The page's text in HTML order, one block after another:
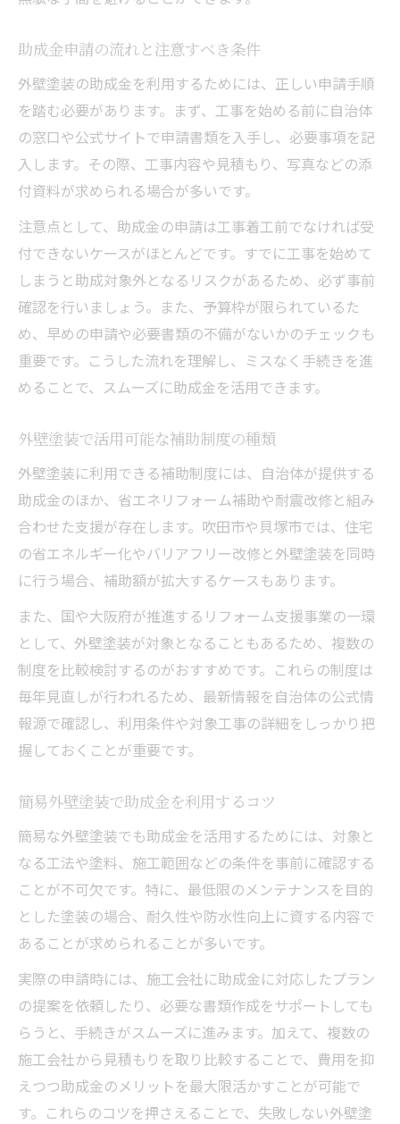
助成金申請の流れと注意すべき条件
外壁塗装の助成金を利用するためには、正しい申請手順
を踏む必要があります。まず、工事を始める前に自治体
の窓口や公式サイトで申請書類を入手し、必要事項を記
入します。その際、工事内容や見積もり、写真などの添
付資料が求められる場合が多いです。
注意点として、助成金の申請は工事着工前でなければ受
付できないケースがほとんどです。すでに工事を始めて
しまうと助成対象外となるリスクがあるため、必ず事前
確認を行いましょう。また、予算枠が限られているた
め、早めの申請や必要書類の不備がないかのチェックも
重要です。こうした流れを理解し、ミスなく手続きを進
めることで、スムーズに助成金を活用できます。
外壁塗装で活用可能な補助制度の種類
外壁塗装に利用できる補助制度には、自治体が提供する
助成金のほか、省エネリフォーム補助や耐震改修と組み
合わせた支援が存在します。吹田市や貝塚市では、住宅
の省エネルギー化やバリアフリー改修と外壁塗装を同時
に行う場合、補助額が拡大するケースもあります。
また、国や大阪府が推進するリフォーム支援事業の一環
として、外壁塗装が対象となることもあるため、複数の
制度を比較検討するのがおすすめです。これらの制度は
毎年見直しが行われるため、最新情報を自治体の公式情
報源で確認し、利用条件や対象工事の詳細をしっかり把
握しておくことが重要です。
簡易外壁塗装で助成金を利用するコツ
簡易な外壁塗装でも助成金を活用するためには、対象と
なる工法や塗料、施工範囲などの条件を事前に確認する
ことが不可欠です。特に、最低限のメンテナンスを目的
とした塗装の場合、耐久性や防水性向上に資する内容で
あることが求められることが多いです。
実際の申請時には、施工会社に助成金に対応したプラン
の提案を依頼したり、必要な書類作成をサポートしても
らうと、手続きがスムーズに進みます。加えて、複数の
施工会社から見積もりを取り比較することで、費用を抑
えつつ助成金のメリットを最大限活かすことが可能で
す。これらのコツを押さえることで、失敗しない外壁塗